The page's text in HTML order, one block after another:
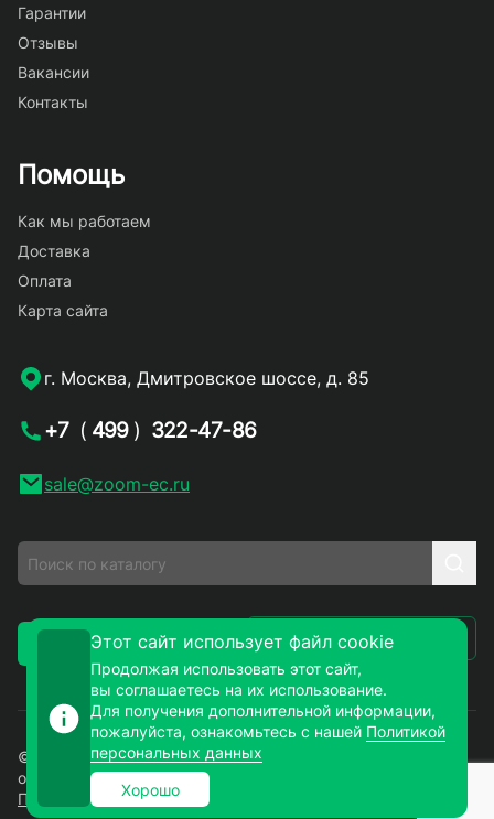
Гарантии
Отзывы
Вакансии
Контакты
Помощь
Как мы работаем
Доставка
Оплата
Карта сайта
г. Москва, Дмитровское шоссе, д. 85
+7 ( 499 ) 322-47-86
sale@zoom-ec.ru
Заказать звонок Написать письмо
© 2026. ЗУМ-СМД – продажа электронных компонентов
оптом и в розницу. Все права защищены.
Политика конфиденциальности
Этот сайт использует файл cookie
Продолжая использовать этот сайт,
вы соглашаетесь на их использование.
Для получения дополнительной информации,
пожалуйста, ознакомьтесь с нашей Политикой
персональных данных
Хорошо